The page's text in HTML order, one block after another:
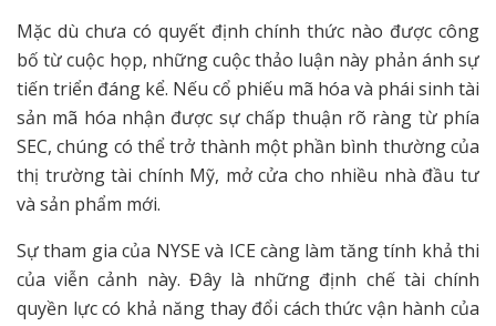
Mặc dù chưa có quyết định chính thức nào được công
bố từ cuộc họp, những cuộc thảo luận này phản ánh sự
tiến triển đáng kể. Nếu cổ phiếu mã hóa và phái sinh tài
sản mã hóa nhận được sự chấp thuận rõ ràng từ phía
SEC, chúng có thể trở thành một phần bình thường của
thị trường tài chính Mỹ, mở cửa cho nhiều nhà đầu tư
và sản phẩm mới.
Sự tham gia của NYSE và ICE càng làm tăng tính khả thi
của viễn cảnh này. Đây là những định chế tài chính
quyền lực có khả năng thay đổi cách thức vận hành của